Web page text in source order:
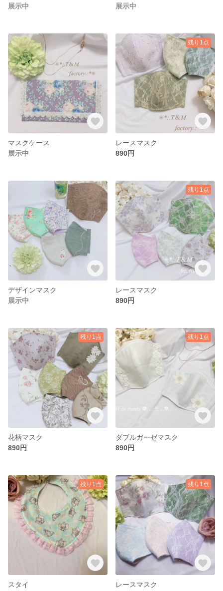
展示中
展示中
マスクケース
展示中
残り1点
レースマスク
890円
デザインマスク
展示中
残り1点
レースマスク
890円
残り1点
花柄マスク
890円
残り1点
ダブルガーゼマスク
890円
残り1点
スタイ
残り1点
レースマスク